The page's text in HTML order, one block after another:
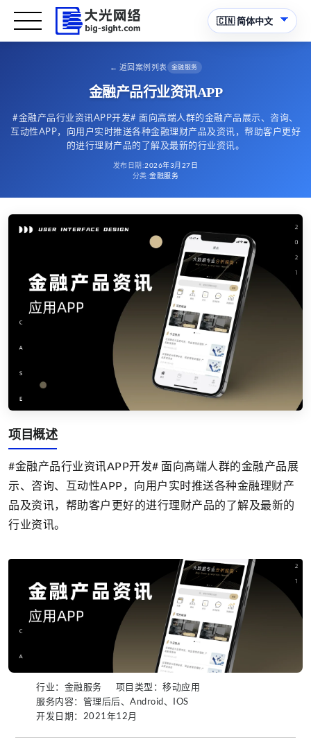
← 返回案例列表 金融服务
金融产品行业资讯APP
#金融产品行业资讯APP开发# 面向高端人群的金融产品展示、咨询、
互动性APP，向用户实时推送各种金融理财产品及资讯，帮助客户更好
的进行理财产品的了解及最新的行业资讯。
发布日期:2026年3月27日
分类:金融服务
项目概述
#金融产品行业资讯APP开发# 面向高端人群的金融产品展
示、咨询、互动性APP，向用户实时推送各种金融理财产
品及资讯，帮助客户更好的进行理财产品的了解及最新的
行业资讯。
行业：金融服务
项目类型：移动应用
服务内容：管理后后、Android、IOS
开发日期：2021年12月